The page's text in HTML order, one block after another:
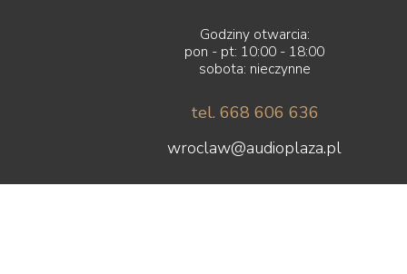
Godziny otwarcia:
pon - pt: 10:00 - 18:00
sobota: nieczynne
tel. 668 606 636
wroclaw@audioplaza.pl